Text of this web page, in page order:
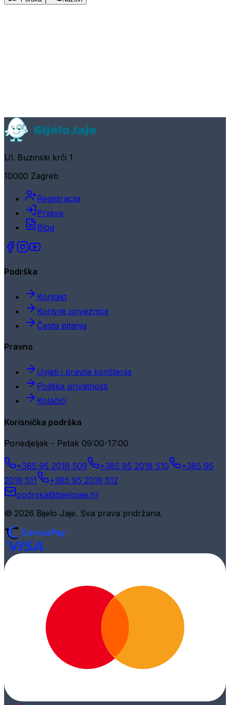
Ul. Buzinski krči 1
10000 Zagreb
Registracija
Prijava
Blog
Podrška
Kontakt
Korisne poveznice
Česta pitanja
Pravno
Uvjeti i pravila korištenja
Politika privatnosti
Kolačići
Korisnička podrška
Ponedjeljak - Petak 09:00-17:00
+385 95 2018 509 +385 95 2018 510
+385 95
2018 511
+385 95 2018 512
podrska@bijelojaje.hr
© 2026 Bijelo Jaje. Sva prava pridržana.